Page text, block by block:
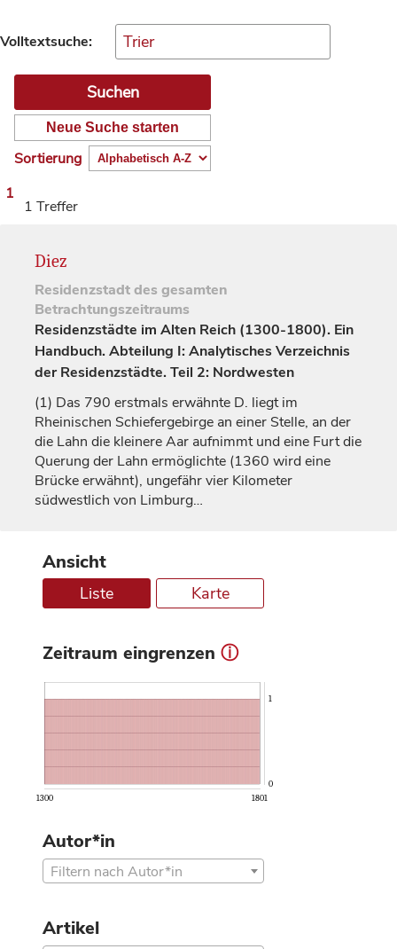
Volltextsuche:
Neue Suche starten
Sortierung
1
1 Treffer
Diez
Residenzstadtdes gesamten
Betrachtungszeitraums
Residenzstädte im Alten Reich (1300-1800). Ein
Handbuch. Abteilung I: Analytisches Verzeichnis
der Residenzstädte. Teil 2: Nordwesten
(1) Das 790 erstmals erwähnte D. liegt im
Rheinischen Schiefergebirge an einer Stelle, an der
die Lahn die kleinere Aar aufnimmt und eine Furt die
Querung der Lahn ermöglichte (1360 wird eine
Brücke erwähnt), ungefähr vier Kilometer
südwestlich von Limburg…
Ansicht
Liste Karte
Zeitraum eingrenzen ⓘ
1300 1801
0
1
Autor*in
Filtern nach Autor*in
Artikel